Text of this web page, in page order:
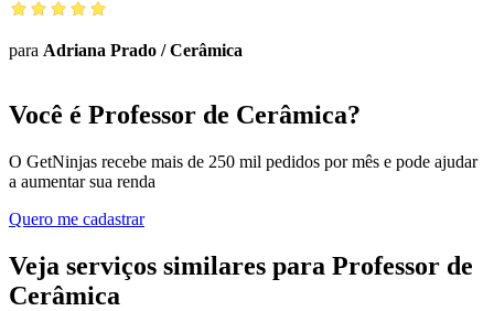
para Adriana Prado /Cerâmica
Você é Professor de Cerâmica?
O GetNinjas recebe mais de 250 mil pedidos por mês e pode ajudar
a aumentar sua renda
Quero me cadastrar
Veja serviços similares para Professor de
Cerâmica